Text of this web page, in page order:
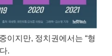
이지만, 정치권에서는 “형
.